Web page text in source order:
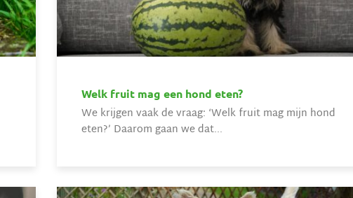
Welk fruit mag een hond eten?
We krijgen vaak de vraag: ‘Welk fruit mag mijn hond
eten?’ Daarom gaan we dat...